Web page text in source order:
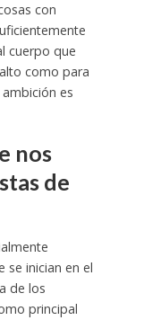
con
cuerpo que
como para
es
nos
de
se inician en el
de los
principal